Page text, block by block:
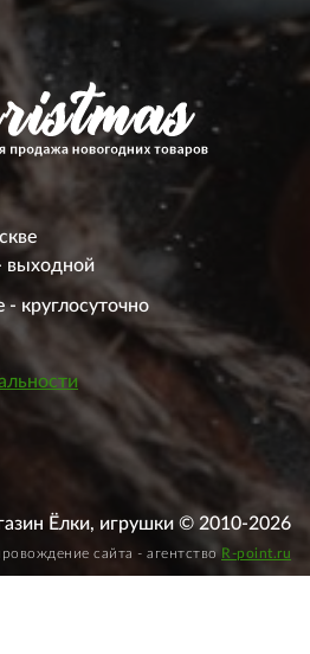
выходной
- круглосуточно
Ёлки, игрушки © 2010-2026
сайта - агентство R-point.ru